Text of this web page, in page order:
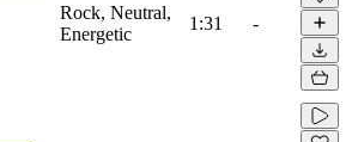
Rock, Neutral,
Energetic
1:31 -